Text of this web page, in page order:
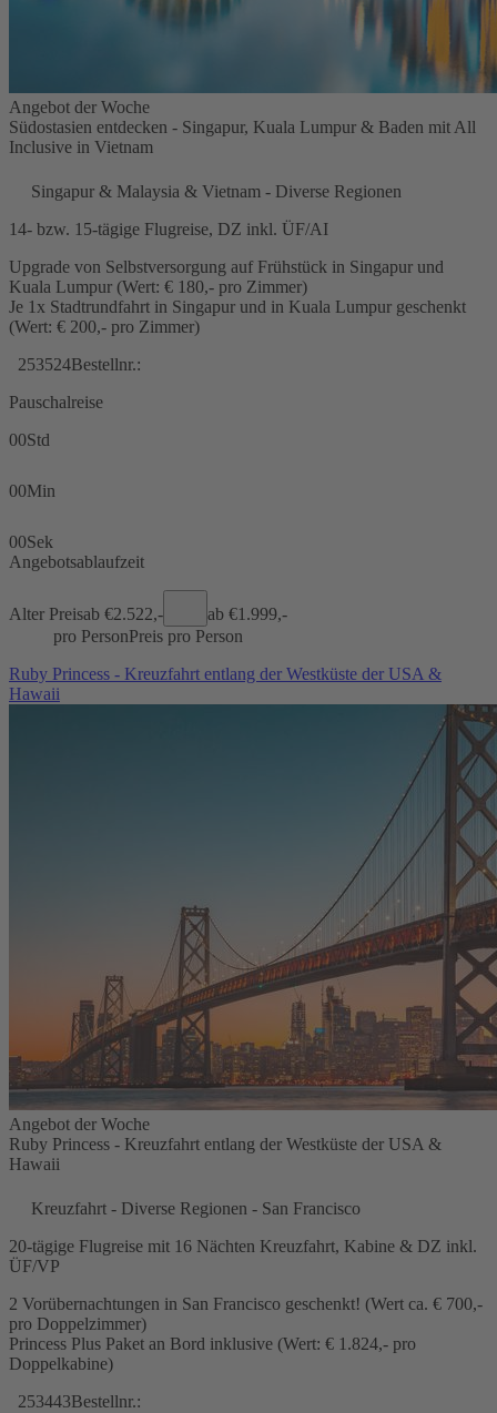
Angebot der Woche
Südostasien entdecken - Singapur, Kuala Lumpur & Baden mit All
Inclusive in Vietnam
Singapur & Malaysia & Vietnam - Diverse Regionen
14- bzw. 15-tägige Flugreise, DZ inkl. ÜF/AI
Upgrade von Selbstversorgung auf Frühstück in Singapur und
Kuala Lumpur (Wert: € 180,- pro Zimmer)
Je 1x Stadtrundfahrt in Singapur und in Kuala Lumpur geschenkt
(Wert: € 200,- pro Zimmer)
253524Bestellnr.:
Pauschalreise
00Std
00Min
00Sek
Angebotsablaufzeit
Alter Preisab €2.522,- ab €1.999,-
pro PersonPreis pro Person
Ruby Princess - Kreuzfahrt entlang der Westküste der USA &
Hawaii
Angebot der Woche
Ruby Princess - Kreuzfahrt entlang der Westküste der USA &
Hawaii
Kreuzfahrt - Diverse Regionen - San Francisco
20-tägige Flugreise mit 16 Nächten Kreuzfahrt, Kabine & DZ inkl.
ÜF/VP
2 Vorübernachtungen in San Francisco geschenkt! (Wert ca. € 700,-
pro Doppelzimmer)
Princess Plus Paket an Bord inklusive (Wert: € 1.824,- pro
Doppelkabine)
253443Bestellnr.: